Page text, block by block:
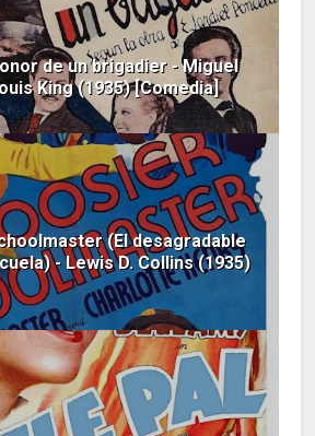
de un brigadier - Miguel
King (1935) [Comedia]
(El desagradable
- Lewis D. Collins (1935)